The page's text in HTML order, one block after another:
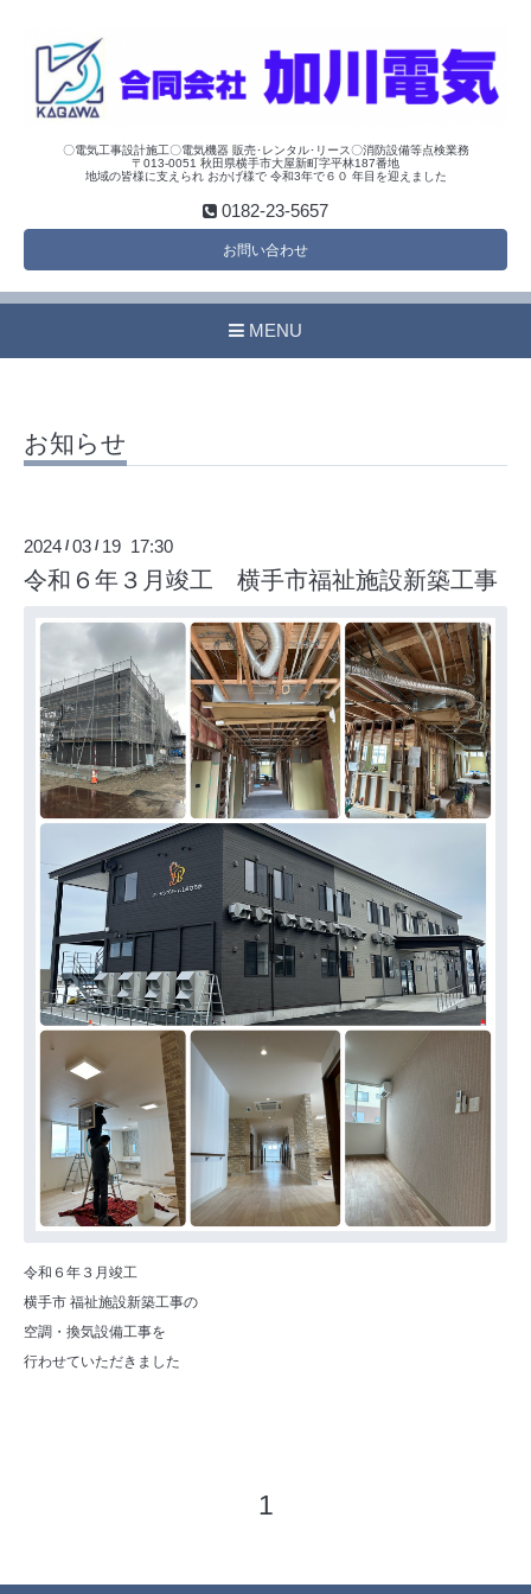
〇電気工事設計施工〇電気機器 販売･レンタル･リース〇消防設備等点検業務
〒013-0051 秋田県横手市大屋新町字平林187番地
地域の皆様に支えられ おかげ様で 令和3年で６０ 年目を迎えました
0182-23-5657
お問い合わせ
MENU
お知らせ
2024 /03 / 19 17:30
令和６年３月竣工 横手市福祉施設新築工事
令和６年３月竣工
横手市 福祉施設新築工事の
空調・換気設備工事を
行わせていただきました
1